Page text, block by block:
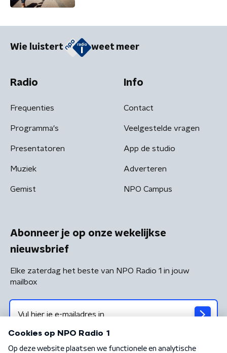
Wie luistert weet meer
Radio
Frequenties
Programma's
Presentatoren
Muziek
Gemist
Info
Contact
Veelgestelde vragen
App de studio
Adverteren
NPO Campus
Abonneer je op onze wekelijkse
nieuwsbrief
Elke zaterdag het beste van NPO Radio 1 in jouw
mailbox